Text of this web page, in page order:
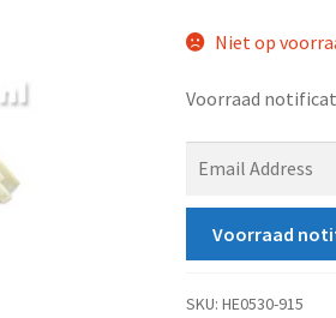
Niet op
Voorraad
t
y
Voorraad
SKU: HE0530-915